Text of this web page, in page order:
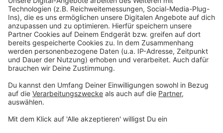
Das generationsübergreifende Spiele-Angebot hat
sich laut Verband in den vergangenen Jahren als ein
Anker für viele Menschen nicht nur in Krisenzeiten
erwiesen. Angesichts von Klimakrise, Inflation oder
Unsicherheiten infolge des Ukraine-Kriegs sei in einigen
Bereichen eine Kaufzurückhaltung beim Verbraucher
spürbar - gegenteilig laufe es hingegen bei den
analogen Spielen. Das gemeinsame Spielen sei vielen
Wohlbefinden.